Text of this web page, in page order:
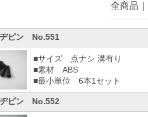
全商品
ヂピン No.551
■サイズ 点ナシ 溝有り
■素材 ABS
■最小単位 6本1セット
ヂピン No.552